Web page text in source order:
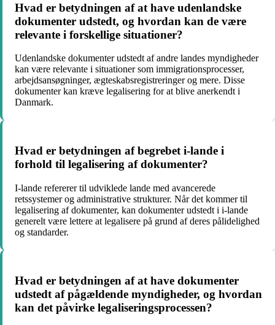
Hvad er betydningen af at have udenlandske
dokumenter udstedt, og hvordan kan de være
relevante i forskellige situationer?
Udenlandske dokumenter udstedt af andre landes myndigheder
kan være relevante i situationer som immigrationsprocesser,
arbejdsansøgninger, ægteskabsregistreringer og mere. Disse
dokumenter kan kræve legalisering for at blive anerkendt i
Danmark.
Hvad er betydningen af begrebet i-lande i
forhold til legalisering af dokumenter?
I-lande refererer til udviklede lande med avancerede
retssystemer og administrative strukturer. Når det kommer til
legalisering af dokumenter, kan dokumenter udstedt i i-lande
generelt være lettere at legalisere på grund af deres pålidelighed
og standarder.
Hvad er betydningen af at have dokumenter
udstedt af pågældende myndigheder, og hvordan
kan det påvirke legaliseringsprocessen?